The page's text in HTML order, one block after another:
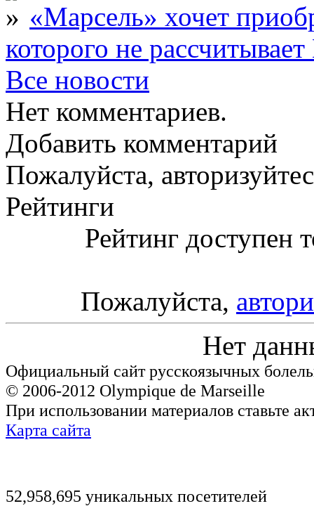
«Марсель» хочет
которого не
Все новости
Нет комментариев.
Добавить комментарий
Пожалуйста,
Рейтинги
Рейтинг доступен
Пожалуйста,
Нет
Официальный сайт русскоязычных
© 2006-2012 Olympique de Marseille
При использовании материалов ставьте
Карта сайта
52,958,695 уникальных посетителей